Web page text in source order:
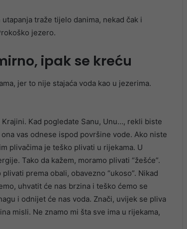
traže tijelo danima, nekad čak i
jezero.
ipak se kreću
jer to nije stajaća voda kao u jezerima.
Kad pogledate Sanu, Unu…, rekli biste
vas odnese ispod površine vode. Ako niste
plivačima je teško plivati u rijekama. U
Tako da kažem, moramo plivati “žešće”.
prema obali, obavezno “ukoso”. Nikad
uhvatit će nas brzina i teško ćemo se
i odnijet će nas voda. Znači, uvijek se pliva
misli. Ne znamo mi šta sve ima u rijekama,